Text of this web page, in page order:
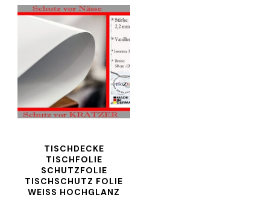
TISCHDECKE
TISCHFOLIE
SCHUTZFOLIE
TISCHSCHUTZ FOLIE
WEISS HOCHGLANZ